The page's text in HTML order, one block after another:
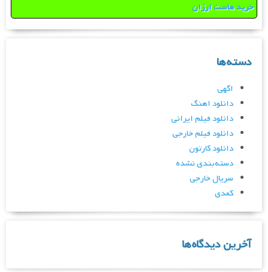
خرید هاست ارزان
دسته‌ها
اگهی
دانلود اهنگ
دانلود فیلم ایرانی
دانلود فیلم خارجی
دانلود کارتون
دسته‌بندی نشده
سریال خارجی
کمدی
آخرین دیدگاه‌ها